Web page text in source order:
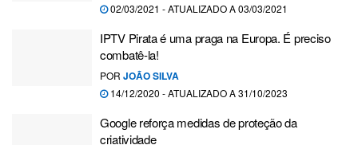
02/03/2021 - ATUALIZADO A 03/03/2021
IPTV Pirata é uma praga na Europa. É preciso
combatê-la!
POR JOÃO SILVA
14/12/2020 - ATUALIZADO A 31/10/2023
Google reforça medidas de proteção da
criatividade